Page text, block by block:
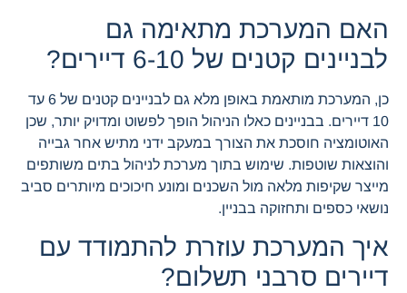
האם המערכת מתאימה גם
לבניינים קטנים של 6-10 דיירים?
כן, המערכת מותאמת באופן מלא גם לבניינים קטנים של 6 עד
10 דיירים. בבניינים כאלו הניהול הופך לפשוט ומדויק יותר, שכן
האוטומציה חוסכת את הצורך במעקב ידני מתיש אחר גבייה
והוצאות שוטפות. שימוש בתוך מערכת לניהול בתים משותפים
מייצר שקיפות מלאה מול השכנים ומונע חיכוכים מיותרים סביב
נושאי כספים ותחזוקה בבניין.
איך המערכת עוזרת להתמודד עם
דיירים סרבני תשלום?